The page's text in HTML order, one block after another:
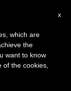
احتفال
x
which are
the
want to know
the cookies,